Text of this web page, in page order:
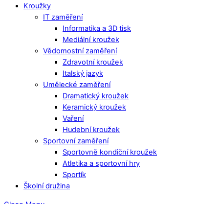
Kroužky
IT zaměření
Informatika a 3D tisk
Mediální kroužek
Vědomostní zaměření
Zdravotní kroužek
Italský jazyk
Umělecké zaměření
Dramatický kroužek
Keramický kroužek
Vaření
Hudební kroužek
Sportovní zaměření
Sportovně kondiční kroužek
Atletika a sportovní hry
Sportík
Školní družina